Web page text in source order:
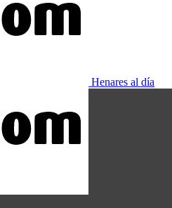
Henares al día